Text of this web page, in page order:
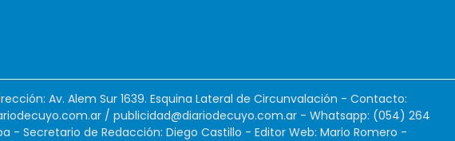
Av. Alem Sur 1639. Esquina Lateral de Circunvalación - Contacto:
/ publicidad@diariodecuyo.com.ar - Whatsapp: (054) 264
- Secretario de Redacción: Diego Castillo - Editor Web: Mario Romero -